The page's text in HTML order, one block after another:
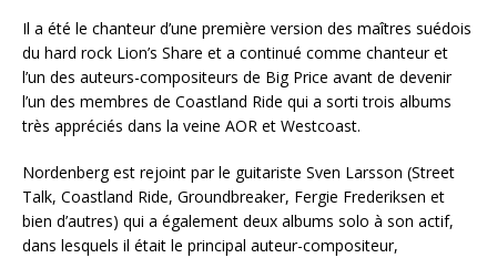
Il a été le chanteur d’une première version des maîtres suédois
du hard rock Lion’s Share et a continué comme chanteur et
l’un des auteurs-compositeurs de Big Price avant de devenir
l’un des membres de Coastland Ride qui a sorti trois albums
très appréciés dans la veine AOR et Westcoast.
Nordenberg est rejoint par le guitariste Sven Larsson (Street
Talk, Coastland Ride, Groundbreaker, Fergie Frederiksen et
bien d’autres) qui a également deux albums solo à son actif,
dans lesquels il était le principal auteur-compositeur,